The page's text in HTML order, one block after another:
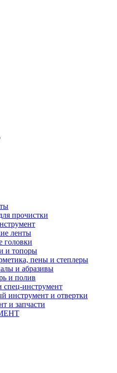
прочистки
ленты
головки
и топоры
пены и степлеры
и абразивы
и полив
спец-инструмент
инструмент и отвертки
и запчасти